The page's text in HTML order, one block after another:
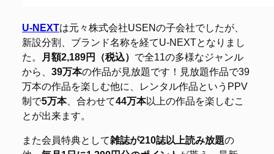
U-NEXTは元々株式会社USENの子会社でしたが、
新設分割、ブランド名称を経てU-NEXTとなりまし
た。
月額2,189円（税込） で全11の多様なジャンル
から、 39万本の作品が見放題です！見放題作品で39
万本の作品を楽しむ他に、レンタル作品というPPV
制で5万本、合わせて44万本以上の作品を楽しむこ
とが出来ます。
また会員特典として雑誌が210誌以上読み放題の